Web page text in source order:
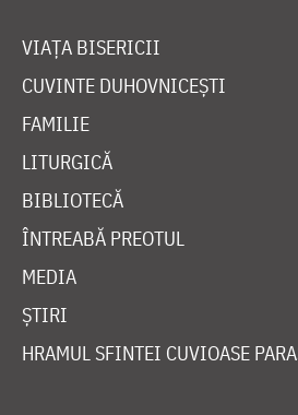
VIAȚA BISERICII
CUVINTE DUHOVNICEȘTI
FAMILIE
LITURGICĂ
BIBLIOTECĂ
ÎNTREABĂ PREOTUL
MEDIA
ȘTIRI
HRAMUL SFINTEI CUVIOASE